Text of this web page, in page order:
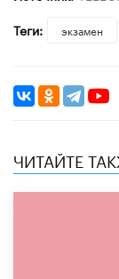
Теги:
экзамен
ЧИТАЙТЕ